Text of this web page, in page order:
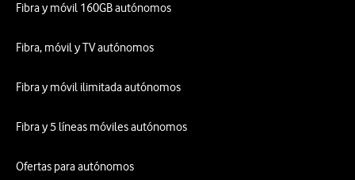
Motorola
g56
5G
512GB
Fibra y móvil 160GB autónomos
Fibra, móvil y TV autónomos
Fibra y móvil ilimitada autónomos
Fibra y 5 líneas móviles autónomos
Ofertas para autónomos